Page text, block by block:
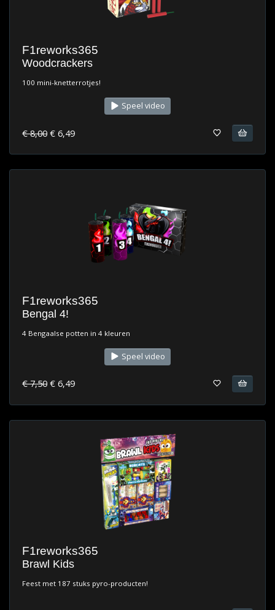
F1reworks365
Woodcrackers
100 mini-knetterrotjes!
Speel video
€ 8,00 € 6,49
F1reworks365
Bengal 4!
4 Bengaalse potten in 4 kleuren
Speel video
€ 7,50 € 6,49
F1reworks365
Brawl Kids
Feest met 187 stuks pyro-producten!